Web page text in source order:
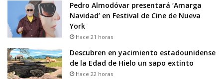
Pedro Almodóvar presentará ‘Amarga
Navidad’ en Festival de Cine de Nueva
York
Hace 21 horas
Descubren en yacimiento estadounidense
de la Edad de Hielo un sapo extinto
Hace 22 horas